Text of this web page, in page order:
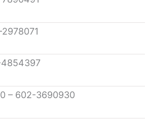
– 602-3690930